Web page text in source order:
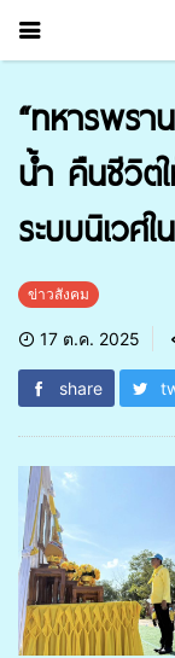
“ทหารพร
น้ำ คืนชีวิต
ระบบนิเวศ
ข่าวสังคม
17 ต.ค. 2025
share